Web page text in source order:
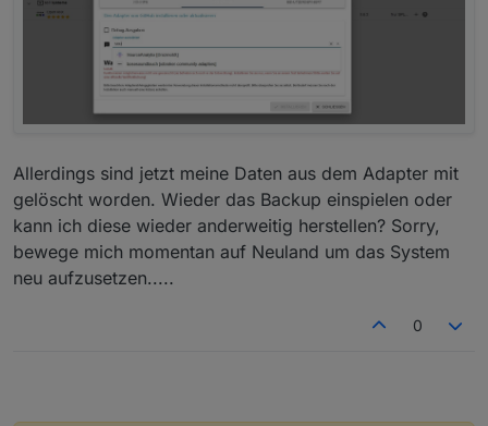
Allerdings sind jetzt meine Daten aus dem Adapter mit
gelöscht worden. Wieder das Backup einspielen oder
kann ich diese wieder anderweitig herstellen? Sorry,
bewege mich momentan auf Neuland um das System
neu aufzusetzen.....
0